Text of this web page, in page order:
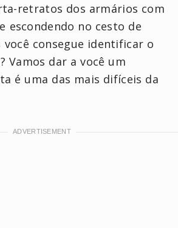
retratos dos armários com
escondendo no cesto de
você consegue identificar o
Vamos dar a você um
é uma das mais difíceis da